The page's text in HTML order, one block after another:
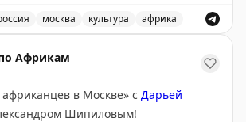
построили в Российской империи его
на учебу африканских
они занимались в свободное от
в России строили те африканцы,
москва культура африка
Африкам
в Москве» с Дарьей
Шипиловым!